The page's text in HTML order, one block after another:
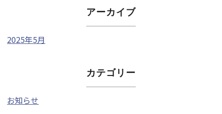
アーカイブ
2025年5月
カテゴリー
お知らせ